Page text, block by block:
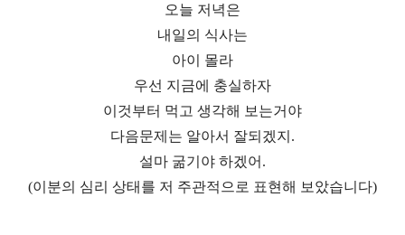
오늘 저녁은
내일의 식사는
아이 몰라
우선 지금에 충실하자
이것부터 먹고 생각해 보는거야
다음문제는 알아서 잘되겠지.
설마 굶기야 하겠어.
(이분의 심리 상태를 저 주관적으로 표현해 보았습니다)